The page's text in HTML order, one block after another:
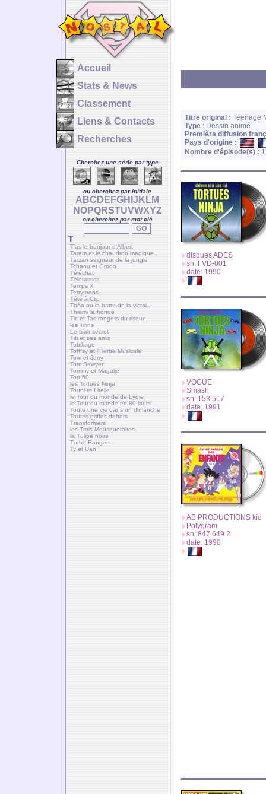
Accueil
Stats & News
Classement
Liens & Contacts
Recherches
Cherchez une série par type
ou cherchez par initiale
A BC D E FGH J K LM
NOPQRSTUVWXYZ
ou cherchez par mot clé
T
T'as le bonjour d'Albert
Taram et le chaudron magique
Tarzan seigneur de la jungle
Tchaou et Grodo
Téléchat
Télétactica
Temps X
Terrytoons
Tête à Clip
Théo ou la batte de la victoi...
Thierry la fronde
Tic et Tac rangers du risque
les Tifins
Le tiroir secret
Titi et ses amis
Tobikage
Tofffsy et l’Herbe Musicale
Tom et Jerry
Tom Sawyer
Tommy et Magalie
Top 50
les Tortues Ninja
Touni et Litelle
le Tour du monde de Lydie
le Tour du monde en 80 jours
Toute une vie dans un dimanche
Toutes griffes dehors
Transformers
les Trois Mousquetaires
la Tulipe noire
Turbo Rangers
Ty et Uan
Titre original : Teenage
Type : Dessin animé
Première diffusion
Pays d'origine :
Nombre d'épisode(s) :
disques ADES
sn: FVD-801
date: 1990
VOGUE
Smash
sn: 153 517
date: 1991
AB PRODUCTIONS kid
Polygram
sn: 847 649 2
date: 1990